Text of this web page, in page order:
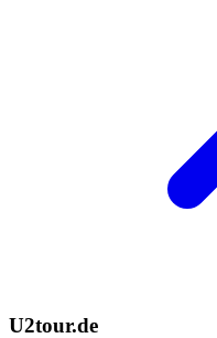
U2tour.de